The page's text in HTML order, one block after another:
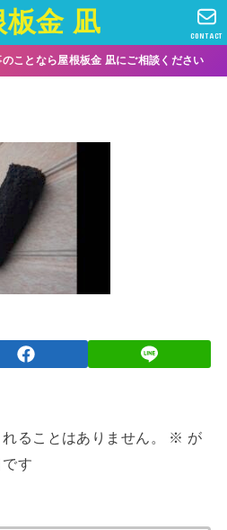
板金 凪 CONTACT
ことなら屋根板金 凪にご相談ください
ることはありません。 ※ が
す